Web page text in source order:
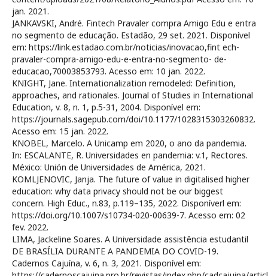
jan. 2021.
JANKAVSKI, André. Fintech Pravaler compra Amigo Edu e entra
no segmento de educação. Estadão, 29 set. 2021. Disponível
em: https://link.estadao.com.br/noticias/inovacao,fint ech-
pravaler-compra-amigo-edu-e-entra-no-segmento- de-
educacao,70003853793. Acesso em: 10 jan. 2022.
KNIGHT, Jane. Internationalization remodeled: Definition,
approaches, and rationales. Journal of Studies in International
Education, v. 8, n. 1, p.5-31, 2004. Disponível em:
https://journals.sagepub.com/doi/10.1177/1028315303260832.
Acesso em: 15 jan. 2022.
KNOBEL, Marcelo. A Unicamp em 2020, o ano da pandemia.
In: ESCALANTE, R. Universidades en pandemia: v.1, Rectores.
México: Unión de Universidades de América, 2021.
KOMLJENOVIC, Janja. The future of value in digitalised higher
education: why data privacy should not be our biggest
concern. High Educ., n.83, p.119–135, 2022. Disponíverl em:
https://doi.org/10.1007/s10734-020-00639-7. Acesso em: 02
fev. 2022.
LIMA, Jackeline Soares. A Universidade assistência estudantil
DE BRASÍLIA DURANTE A PANDEMIA DO COVID-19.
Cadernos Cajuína, v. 6, n. 3, 2021. Disponível em: